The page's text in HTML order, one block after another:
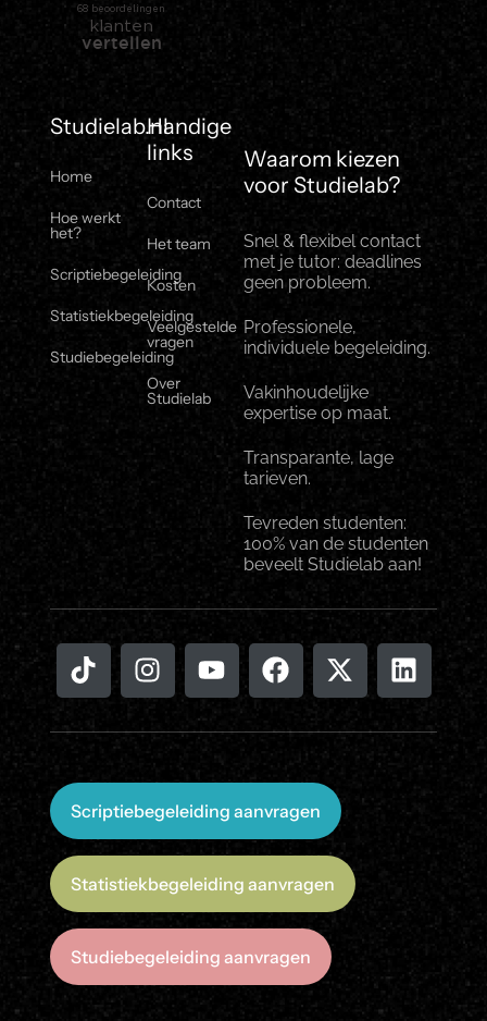
Studielab.nl
Home
Hoe werkt
het?
Scriptiebegeleiding
Statistiekbegeleiding
Studiebegeleiding
Handige
links
Contact
Het team
Kosten
Veelgestelde
vragen
Over
Studielab
Waarom kiezen
voor Studielab?
Snel & flexibel contact
met je tutor: deadlines
geen probleem.
Professionele,
individuele begeleiding.
Vakinhoudelijke
expertise op maat.
Transparante, lage
tarieven.
Tevreden studenten:
100% van de studenten
beveelt Studielab aan!
Scriptiebegeleiding aanvragen
Statistiekbegeleiding aanvragen
Studiebegeleiding aanvragen